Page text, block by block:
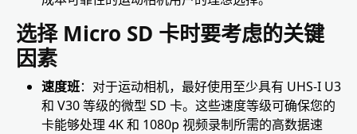
选择 Micro SD 卡时要考虑的关键
因素
速度班：对于运动相机，最好使用至少具有 UHS-I U3
和 V30 等级的微型 SD 卡。这些速度等级可确保您的
卡能够处理 4K 和 1080p 视频录制所需的高数据速